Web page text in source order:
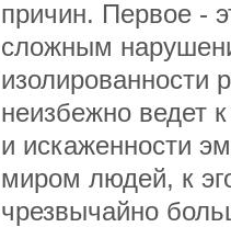
причин. Первое -
сложным
изолированности
неизбежно ведет
и искаженности
миром людей, к
чрезвычайно